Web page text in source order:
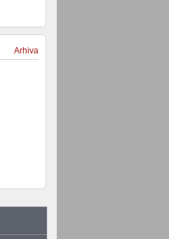
Arhiva